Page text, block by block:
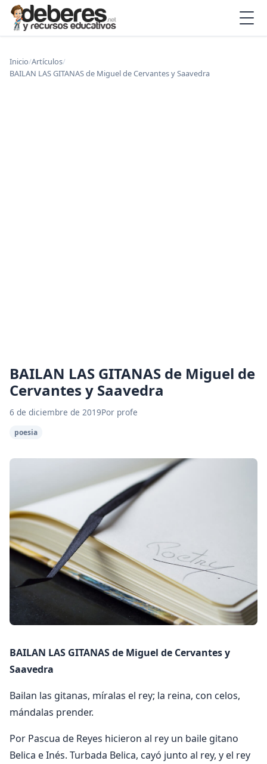
Inicio/Artículos/
BAILAN LAS GITANAS de Miguel de Cervantes y Saavedra
BAILAN LAS GITANAS de Miguel de
Cervantes y Saavedra
6 de diciembre de 2019Por profe
poesia
BAILAN LAS GITANAS de Miguel de Cervantes y
Saavedra
Bailan las gitanas, míralas el rey; la reina, con celos,
mándalas prender.
Por Pascua de Reyes hicieron al rey un baile gitano
Belica e Inés. Turbada Belica, cayó junto al rey, y el rey